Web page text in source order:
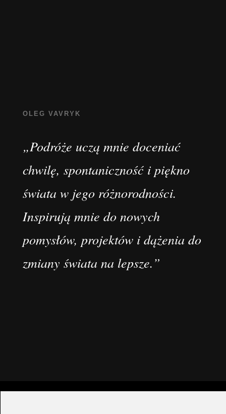
OLEG VAVRYK
„Podróże uczą mnie doceniać
chwilę, spontaniczność i piękno
świata w jego różnorodności.
Inspirują mnie do nowych
pomysłów, projektów i dążenia do
zmiany świata na lepsze.”